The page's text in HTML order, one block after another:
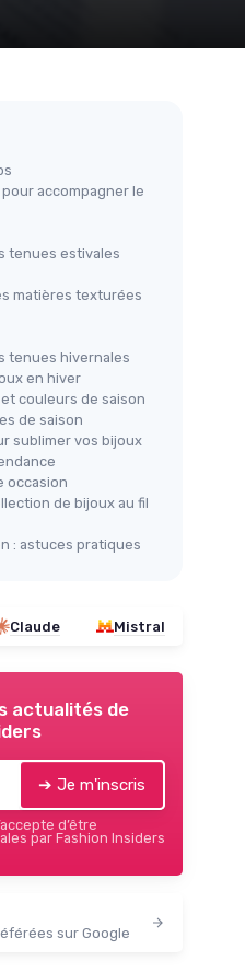
accompagner le
tenues estivales
matières texturées
tenues hivernales
en hiver
couleurs de saison
de saison
sublimer vos bijoux
occasion
de bijoux au fil
: astuces pratiques
Claude Mistral
actualités de
➔ Je m'inscris
d’être
par Fashion Insiders
sur Google